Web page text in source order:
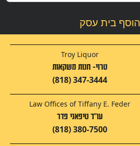
הוסף בית עסק
Troy Liquor
טרוי- חנות משקאות
(818) 347-3444
Law Offices of Tiffany E. Feder
עו"ד טיפאני פדר
(818) 380-7500